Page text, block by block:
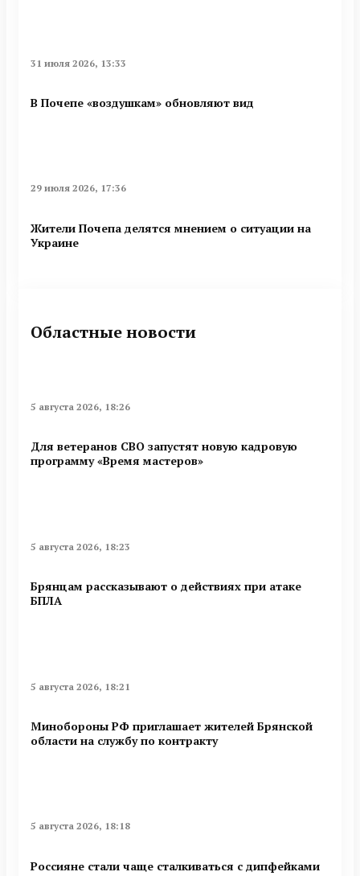
31 июля 2026, 13:33
В Почепе «воздушкам» обновляют вид
29 июля 2026, 17:36
Жители Почепа делятся мнением о ситуации на
Украине
Областные новости
5 августа 2026, 18:26
Для ветеранов СВО запустят новую кадровую
программу «Время мастеров»
5 августа 2026, 18:23
Брянцам рассказывают о действиях при атаке
БПЛА
5 августа 2026, 18:21
Минобoроны РФ приглaшaет житeлeй Брянской
области на службу по контракту
5 августа 2026, 18:18
Россияне стали чаще сталкиваться с дипфейками